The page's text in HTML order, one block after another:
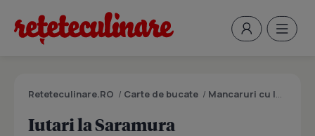
Reteteculinare.RO / Carte de bucate / Mancaruri cu legume si zarzavaturi
Iutari la Saramura